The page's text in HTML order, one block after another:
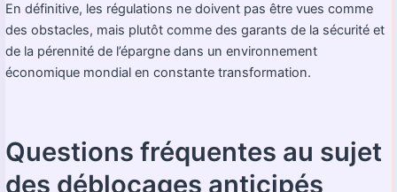
En définitive, les régulations ne doivent pas être vues comme
des obstacles, mais plutôt comme des garants de la sécurité et
de la pérennité de l’épargne dans un environnement
économique mondial en constante transformation.
Questions fréquentes au sujet
des déblocages anticipés